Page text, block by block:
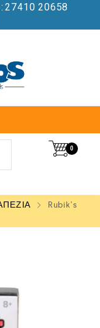
27410 20658
0
Rubik’s